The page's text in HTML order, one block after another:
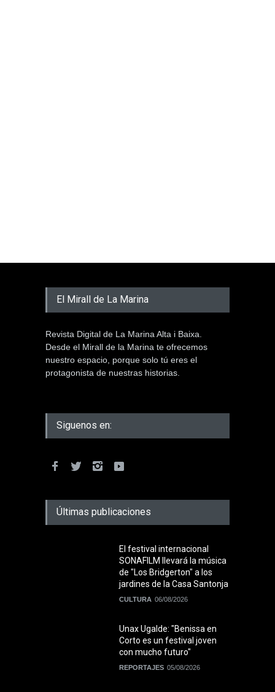
El Mirall de La Marina
Revista Digital de La Marina Alta i Baixa.
Desde el Mirall de la Marina te ofrecemos
nuestro espacio, porque solo tú eres el
protagonista de nuestras historias.
Siguenos en:
Últimas publicaciones
El festival internacional
SONAFILM llevará la música
de "Los Bridgerton" a los
jardines de la Casa Santonja
CULTURA 06/08/2026
Unax Ugalde: "Benissa en
Corto es un festival joven
con mucho futuro"
REPORTAJES 05/08/2026